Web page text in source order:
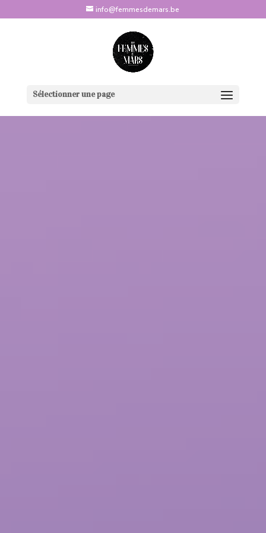
info@femmesdemars.be
Sélectionner une page